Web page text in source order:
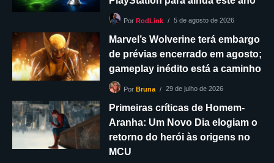
Por RodLink 5 de agosto de 2026
Marvel’s Wolverine terá embargo
de prévias encerrado em agosto;
gameplay inédito está a caminho
Por Bruna 29 de julho de 2026
Primeiras críticas de Homem-
Aranha: Um Novo Dia elogiam o
retorno do herói às origens no
MCU